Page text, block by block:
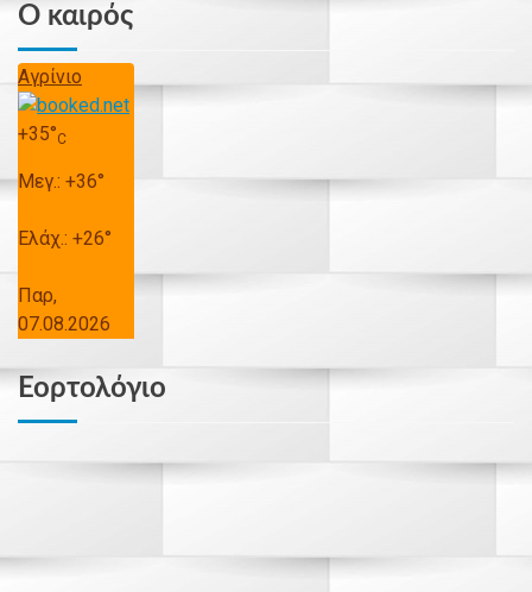
Ο καιρός
Αγρίνιο
+35°C
Μεγ.: +36°
Ελάχ.: +26°
Παρ,
07.08.2026
Εορτολόγιο